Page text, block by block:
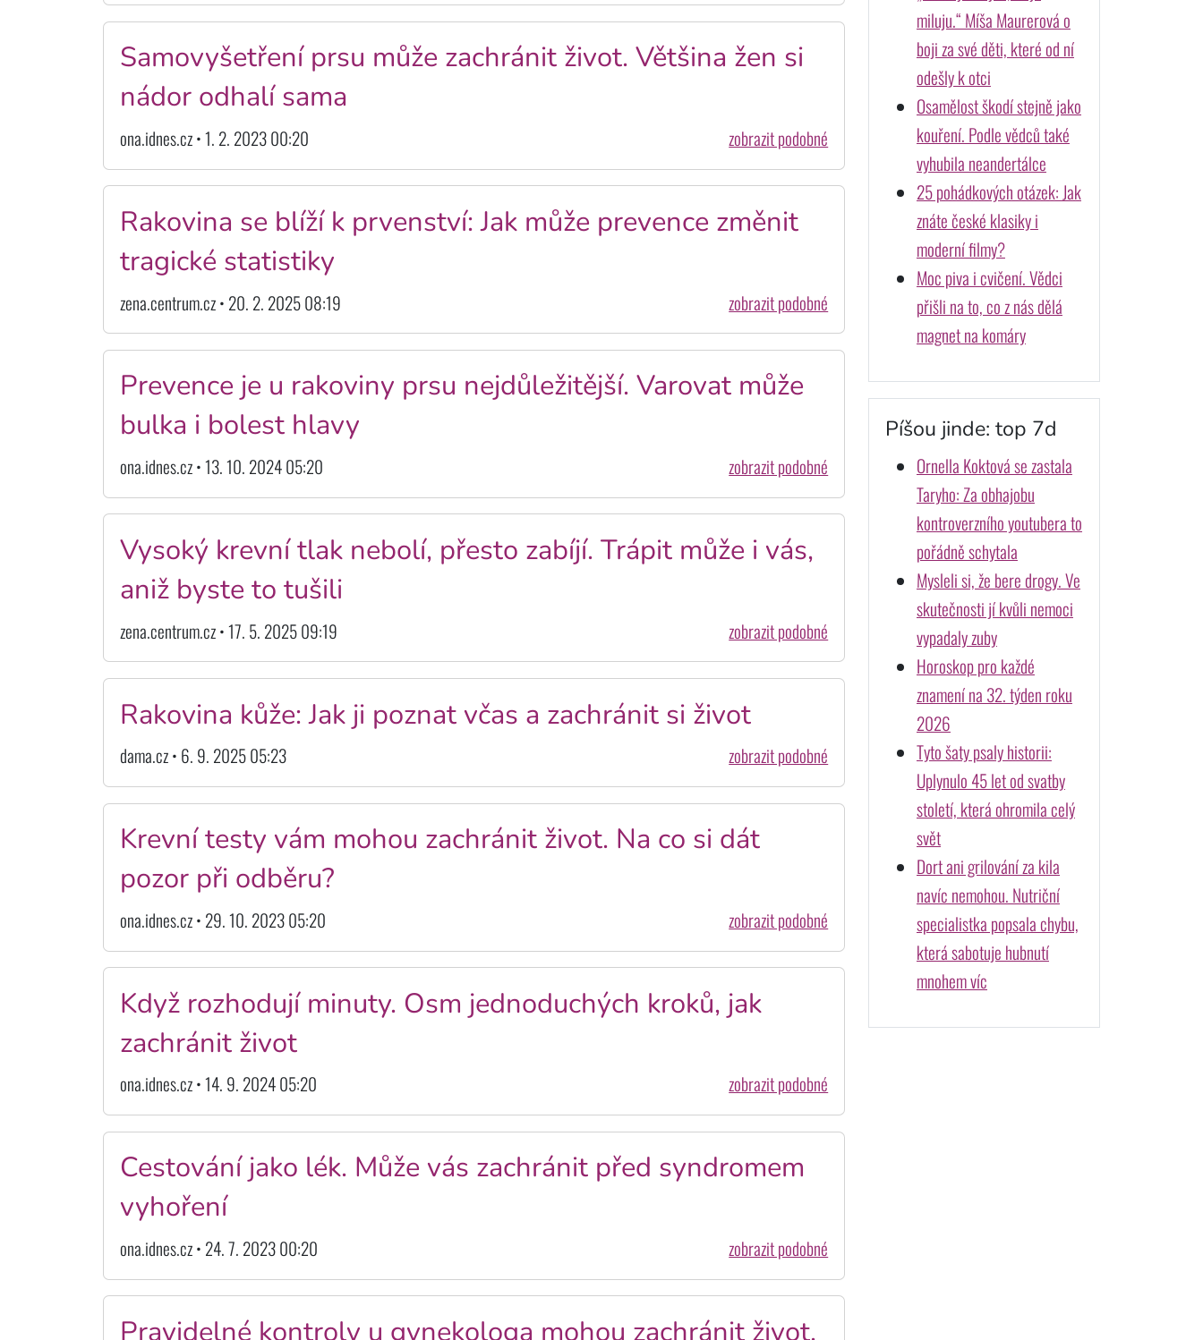
Samovyšetření prsu může zachránit život. Většina žen si
nádor odhalí sama
ona.idnes.cz • 1. 2. 2023 00:20 zobrazit podobné
Rakovina se blíží k prvenství: Jak může prevence změnit
tragické statistiky
zena.centrum.cz • 20. 2. 2025 08:19 zobrazit podobné
Prevence je u rakoviny prsu nejdůležitější. Varovat může
bulka i bolest hlavy
ona.idnes.cz • 13. 10. 2024 05:20 zobrazit podobné
Vysoký krevní tlak nebolí, přesto zabíjí. Trápit může i vás,
aniž byste to tušili
zena.centrum.cz • 17. 5. 2025 09:19 zobrazit podobné
Rakovina kůže: Jak ji poznat včas a zachránit si život
dama.cz • 6. 9. 2025 05:23 zobrazit podobné
Krevní testy vám mohou zachránit život. Na co si dát
pozor při odběru?
ona.idnes.cz • 29. 10. 2023 05:20 zobrazit podobné
Když rozhodují minuty. Osm jednoduchých kroků, jak
zachránit život
ona.idnes.cz • 14. 9. 2024 05:20 zobrazit podobné
Cestování jako lék. Může vás zachránit před syndromem
vyhoření
ona.idnes.cz • 24. 7. 2023 00:20 zobrazit podobné
Pravidelné kontroly u gynekologa mohou zachránit život.
miluju.“ Míša Maurerová o
boji za své děti, které od ní
odešly k otci
Osamělost škodí stejně jako
kouření. Podle vědců také
vyhubila neandertálce
25 pohádkových otázek: Jak
znáte české klasiky i
moderní filmy?
Moc piva i cvičení. Vědci
přišli na to, co z nás dělá
magnet na komáry
Píšou jinde: top 7d
Ornella Koktová se zastala
Taryho: Za obhajobu
kontroverzního youtubera to
pořádně schytala
Mysleli si, že bere drogy. Ve
skutečnosti jí kvůli nemoci
vypadaly zuby
Horoskop pro každé
znamení na 32. týden roku
2026
Tyto šaty psaly historii:
Uplynulo 45 let od svatby
století, která ohromila celý
svět
Dort ani grilování za kila
navíc nemohou. Nutriční
specialistka popsala chybu,
která sabotuje hubnutí
mnohem víc